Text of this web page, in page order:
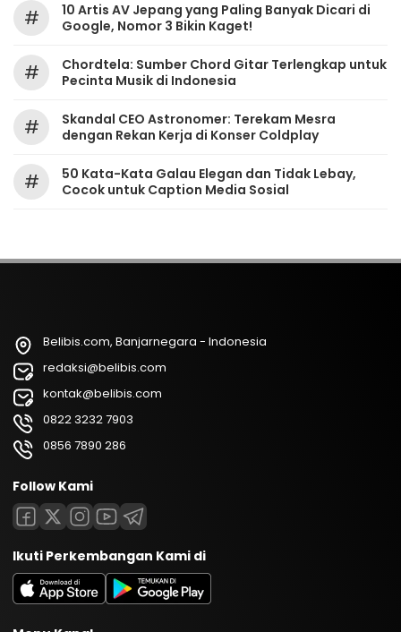
#
10 Artis AV Jepang yang Paling Banyak Dicari di
Google, Nomor 3 Bikin Kaget!
#
Chordtela: Sumber Chord Gitar Terlengkap untuk
Pecinta Musik di Indonesia
#
Skandal CEO Astronomer: Terekam Mesra
dengan Rekan Kerja di Konser Coldplay
#
50 Kata-Kata Galau Elegan dan Tidak Lebay,
Cocok untuk Caption Media Sosial
Belibis.com, Banjarnegara - Indonesia
redaksi@belibis.com
kontak@belibis.com
0822 3232 7903
0856 7890 286
Follow Kami
Ikuti Perkembangan Kami di